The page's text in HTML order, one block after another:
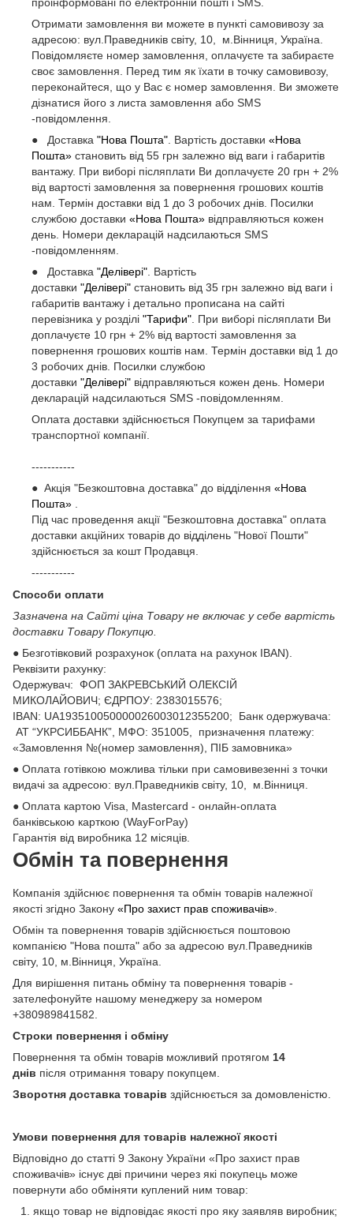
Отримати замовлення ви можете в пункті самовивозу за
адресою: вул.Праведників світу, 10, м.Вінниця, Україна.
Повідомляєте номер замовлення, оплачуєте та забираєте
своє замовлення. Перед тим як їхати в точку самовивозу,
переконайтеся, що у Вас є номер замовлення. Ви зможете
дізнатися його з листа замовлення або SMS
-повідомлення.
● Доставка "Нова Пошта" . Вартість доставки «Нова
Пошта» становить від 55 грн залежно від ваги і габаритів
вантажу. При виборі післяплати Ви доплачуєте 20 грн + 2%
від вартості замовлення за повернення грошових коштів
нам. Термін доставки від 1 до 3 робочих днів. Посилки
службою доставки «Нова Пошта» відправляються кожен
день. Номери декларацій надсилаються SMS
-повідомленням.
● Доставка "Делівері" . Вартість
доставки "Делівері" становить від 35 грн залежно від ваги і
габаритів вантажу і детально прописана на сайті
перевізника у розділі "Тарифи" . При виборі післяплати Ви
доплачуєте 10 грн + 2% від вартості замовлення за
повернення грошових коштів нам. Термін доставки від 1 до
3 робочих днів. Посилки службою
доставки "Делівері" відправляються кожен день. Номери
декларацій надсилаються SMS -повідомленням.
Оплата доставки здійснюється Покупцем за тарифами
транспортної компанії.
-----------
● Акція "Безкоштовна доставка" до відділення «Нова
Пошта»
Під час проведення акції "Безкоштовна доставка" оплата
доставки акційних товарів до відділень "Нової Пошти"
здійснюється за кошт Продавця.
-----------
Способи оплати
Зазначена на Сайті ціна Товару не включає у себе вартість
доставки Товару Покупцю.
● Безготівковий розрахунок (оплата на рахунок IBAN).
Реквізити рахунку:
Одержувач: ФОП ЗАКРЕВСЬКИЙ ОЛЕКСІЙ
МИКОЛАЙОВИЧ; ЄДРПОУ: 2383015576;
ІВАN: UA193510050000026003012355200; Банк одержувача:
АТ “УКРСИББАНК”, МФО: 351005, призначення платежу:
«Замовлення №(номер замовлення), ПІБ замовника»
● Оплата готівкою можлива тільки при самовивезенні з точки
видачі за адресою: вул.Праведників світу, 10, м.Вінниця.
● Оплата картою Visa, Mastercard - онлайн-оплата
банківською карткою (WayForPay)
Гарантія від виробника 12 місяців.
Обмін та повернення
Компанія здійснює повернення та обмін товарів належної
якості згідно Закону «Про захист прав споживачів».
Обмін та повернення товарів здійснюється поштовою
компанією "Нова пошта" або за адресою вул.Праведників
світу, 10, м.Вінниця, Україна.
Для вирішення питань обміну та повернення товарів -
зателефонуйте нашому менеджеру за номером
+380989841582.
Строки повернення і обміну
Повернення та обмін товарів можливий протягом 14
днів після отримання товару покупцем.
Зворотня доставка товарів здійснюється за домовленістю.
Умови повернення для товарів належної якості
Відповідно до статті 9 Закону України «Про захист прав
споживачів» існує дві причини через які покупець може
повернути або обміняти куплений ним товар:
якщо товар не відповідає якості про яку заявляв виробник;